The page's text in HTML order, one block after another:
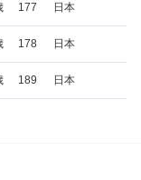
177 日本
178 日本
189 日本